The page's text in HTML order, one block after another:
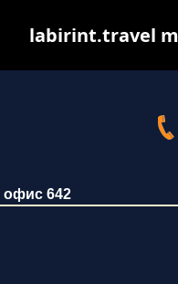
офис 642
labirint.travel